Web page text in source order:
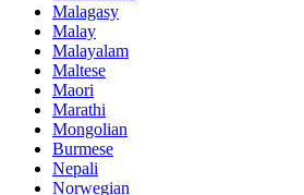
Malagasy
Malay
Malayalam
Maltese
Maori
Marathi
Mongolian
Burmese
Nepali
Norwegian